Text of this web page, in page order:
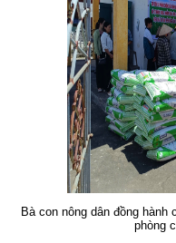
Bà con nông dân đồng
phòng